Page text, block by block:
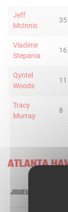
Jeff
McInnis
35
Vladimir
Stepania
16
Qyntel
Woods
11
Tracy
Murray
8
ATLANTA
JOUEUR